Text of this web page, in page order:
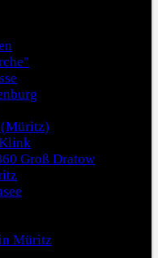
(Müritz)
Groß Dratow
Müritz